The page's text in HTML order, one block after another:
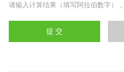
请输入计算结果（填写阿拉伯数字）